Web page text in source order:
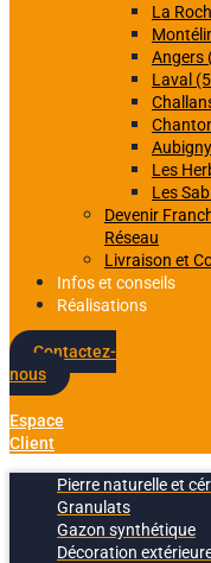
La
Angers
Laval
Les
Les
Devenir
Réseau
Livraison et
Infos et conseils
Réalisations
Contactez-
nous
Espace
Client
Pierre naturelle et
Granulats
Gazon synthétique
Décoration